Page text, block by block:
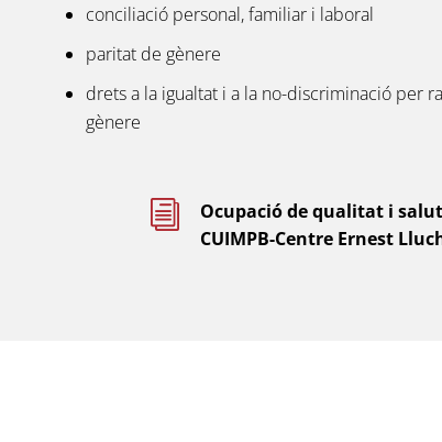
conciliació personal, familiar i laboral
paritat de gènere
drets a la igualtat i a la no-discriminació per
gènere
i
Ocupació de qualitat i
CUIMPB-Centre Ernest